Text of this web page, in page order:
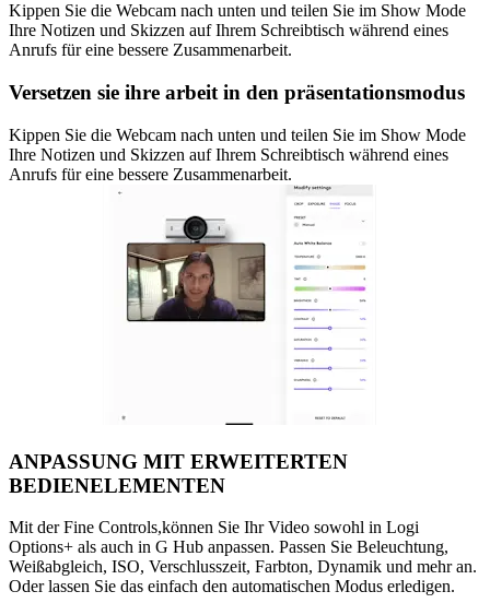
Kippen Sie die Webcam nach unten und teilen Sie im Show Mode
Ihre Notizen und Skizzen auf Ihrem Schreibtisch während eines
Anrufs für eine bessere Zusammenarbeit.
Versetzen sie ihre arbeit in den präsentationsmodus
Kippen Sie die Webcam nach unten und teilen Sie im Show Mode
Ihre Notizen und Skizzen auf Ihrem Schreibtisch während eines
Anrufs für eine bessere Zusammenarbeit.
ANPASSUNG MIT ERWEITERTEN
BEDIENELEMENTEN
Mit der Fine Controls,können Sie Ihr Video sowohl in Logi
Options+ als auch in G Hub anpassen. Passen Sie Beleuchtung,
Weißabgleich, ISO, Verschlusszeit, Farbton, Dynamik und mehr an.
Oder lassen Sie das einfach den automatischen Modus erledigen.